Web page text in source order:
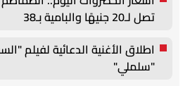
تصل لـ20 جنيهًا والبامية بـ38
اطلاق الأغنية الدعائية لفيلم
"سلملي"